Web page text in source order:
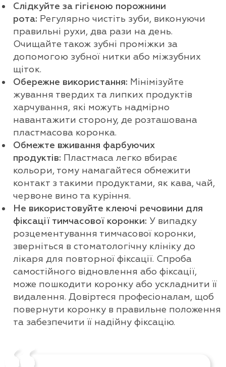
Слідкуйте за гігієною порожнини
рота: Регулярно чистіть зуби, виконуючи
правильні рухи, два рази на день.
Очищайте також зубні проміжки за
допомогою зубної нитки або міжзубних
щіток.
Обережне використання: Мінімізуйте
жування твердих та липких продуктів
харчування, які можуть надмірно
навантажити сторону, де розташована
пластмасова коронка.
Обмежте вживання фарбуючих
продуктів: Пластмаса легко вбирає
кольори, тому намагайтеся обмежити
контакт з такими продуктами, як кава, чай,
червоне вино та куріння.
Не використовуйте клеючі речовини для
фіксації тимчасової коронки: У випадку
розцементування тимчасової коронки,
зверніться в стоматологічну клініку до
лікаря для повторної фіксації. Спроба
самостійного відновлення або фіксації,
може пошкодити коронку або ускладнити її
видалення. Довіртеся професіоналам, щоб
повернути коронку в правильне положення
та забезпечити її надійну фіксацію.